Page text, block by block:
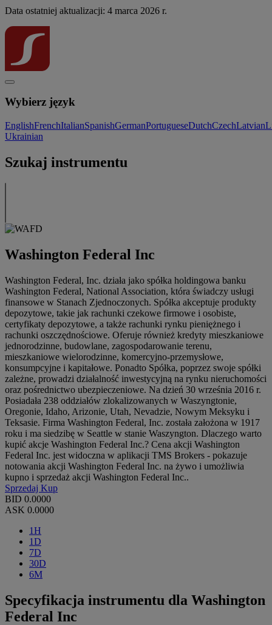
Data ostatniej aktualizacji: 4 marca 2026 r.
Wybierz język
EnglishFrenchItalianSpanishGermanPortugueseDutchCzechLatvian
Ukrainian
Szukaj instrumentu
Washington Federal Inc
Washington Federal, Inc. działa jako spółka holdingowa banku
Washington Federal, National Association, która świadczy usługi
finansowe w Stanach Zjednoczonych. Spółka akceptuje produkty
depozytowe, takie jak rachunki czekowe firmowe i osobiste,
certyfikaty depozytowe, a także rachunki rynku pieniężnego i
rachunki oszczędnościowe. Oferuje również kredyty mieszkaniowe
jednorodzinne, budowlane, zagospodarowanie terenu,
mieszkaniowe wielorodzinne, komercyjno-przemysłowe,
konsumpcyjne i kapitałowe. Ponadto Spółka, poprzez swoje spółki
zależne, prowadzi działalność inwestycyjną na rynku nieruchomości
oraz pośrednictwo ubezpieczeniowe. Na dzień 30 września 2016 r.
Posiadała 238 oddziałów zlokalizowanych w Waszyngtonie,
Oregonie, Idaho, Arizonie, Utah, Nevadzie, Nowym Meksyku i
Teksasie. Firma Washington Federal, Inc. została założona w 1917
roku i ma siedzibę w Seattle w stanie Waszyngton. Dlaczego warto
kupić akcje Washington Federal Inc.? Cena akcji Washington
Federal Inc. jest widoczna w aplikacji TMS Brokers - pokazuje
notowania akcji Washington Federal Inc. na żywo i umożliwia
kupno i sprzedaż akcji Washington Federal Inc..
Sprzedaj Kup
BID 0.0000
ASK 0.0000
1H
1D
7D
30D
6M
Specyfikacja instrumentu dla Washington
Federal Inc